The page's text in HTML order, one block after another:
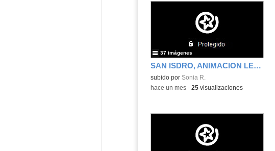
SAN ISDRO, ANIMACION LECTURA Y PLANETARIO
subido por Sonia R.
37 imágenes
-hace un mes- 25visualizaciones